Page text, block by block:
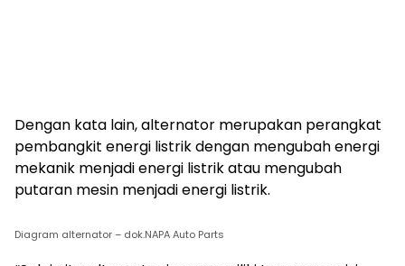
Dengan kata lain, alternator merupakan perangkat
pembangkit energi listrik dengan mengubah energi
mekanik menjadi energi listrik atau mengubah
putaran mesin menjadi energi listrik.
Diagram alternator – dok.NAPA Auto Parts